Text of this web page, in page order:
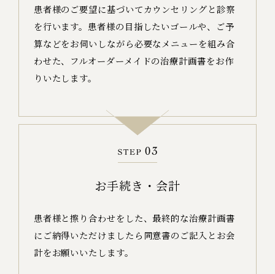
患者様のご要望に基づいてカウンセリングと診察
を行います。 患者様の目指したいゴールや、ご予
算などをお伺いしながら必要なメニューを組み合
わせた、 フルオーダーメイドの治療計画書をお作
りいたします。
お手続き・会計
患者様と擦り合わせをした、最終的な治療計画書
にご納得いただけましたら 同意書のご記入とお会
計をお願いいたします。